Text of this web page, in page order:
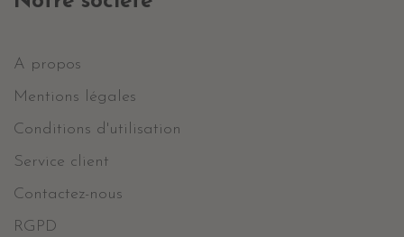
A propos
Mentions légales
Conditions d'utilisation
Service client
Contactez-nous
RGPD